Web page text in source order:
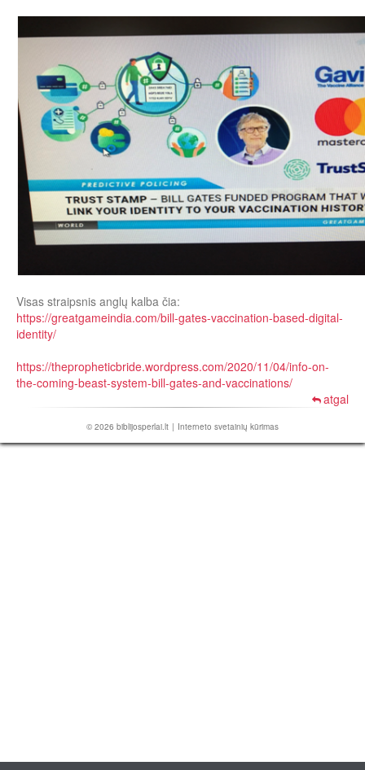
Visas straipsnis anglų kalba čia:
https://greatgameindia.com/bill-gates-vaccination-based-digital-
identity/
https://thepropheticbride.wordpress.com/2020/11/04/info-on-
the-coming-beast-system-bill-gates-and-vaccinations/
atgal
© 2026 biblijosperlai.lt | Interneto svetainių kūrimas